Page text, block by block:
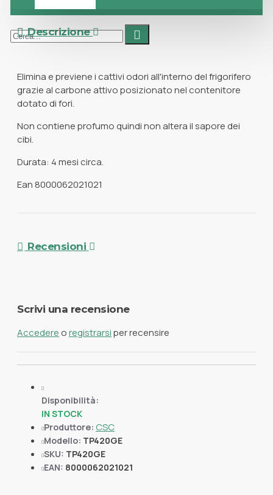
Descrizione
Elimina e previene i cattivi odori all'interno del frigorifero
grazie al carbone attivo posizionato nel contenitore
dotato di fori.
Non contiene profumo quindi non altera il sapore dei
cibi.
Durata: 4 mesi circa.
Ean 8000062021021
Recensioni
Scrivi una recensione
Accedere oregistrarsiper recensire
Disponibilità:
IN STOCK
Produttore: CSC
Modello: TP420GE
SKU: TP420GE
EAN: 8000062021021